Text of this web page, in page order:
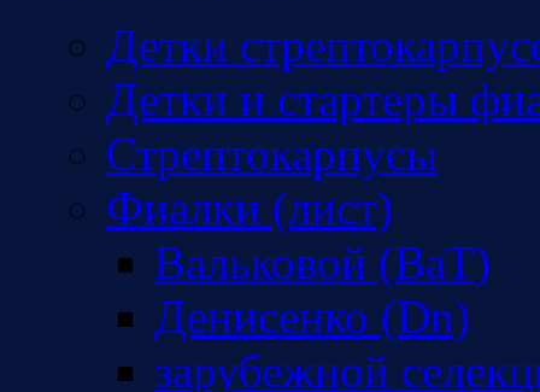
Детки
Детки и стартеры
Стрептокарпусы
Фиалки (лист)
Вальковой (ВаТ)
Денисенко (Dn)
зарубежной